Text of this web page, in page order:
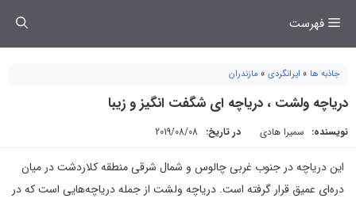
فهرست
جاذبه ها » ایرانگردی » مازندران
دریاچه ولشت ، دریاچه ای شگفت انگیز و زیبا
نویسنده: سمیرا هادی در تاریخ: 2019/08/08
این دریاچه در جنوب غربی چالوس و شمال شرقی منطقه کلاردشت در میان
دره‌ای عمیق قرار گرفته است. دریاچه ولشت از جمله دریاچه‌هایی است که در